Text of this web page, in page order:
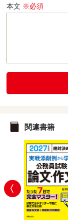
本文 ※必須
関連書籍